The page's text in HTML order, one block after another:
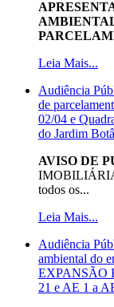
Leia Mais...
Audiência
de
02/04 e
do Jardim
AVISO DE
todos os...
Leia Mais...
Audiência
ambiental do
EXPANSÃO
21 e AE 1 a